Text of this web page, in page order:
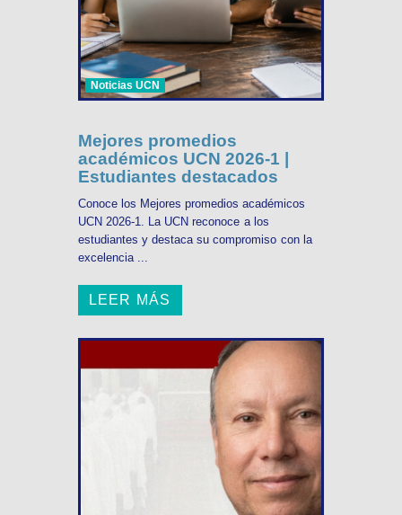
Noticias UCN
Mejores promedios
académicos UCN 2026-1 |
Estudiantes destacados
Conoce los Mejores promedios académicos
UCN 2026-1. La UCN reconoce a los
estudiantes y destaca su compromiso con la
excelencia ...
LEER MÁS